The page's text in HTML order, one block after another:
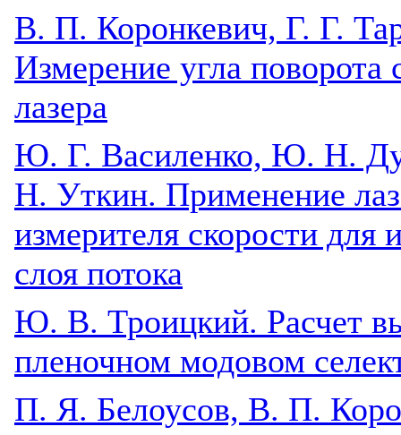
B. П. Коронкевич, Г. Г.
Измерение угла
лазера
Ю. Г. Василенко, Ю. Н.
Н. Уткин. Применение
измерителя скорости для
слоя потока
Ю. В. Троицкий. Расчет
пленочном модовом
П. Я. Белоусов, В. П.